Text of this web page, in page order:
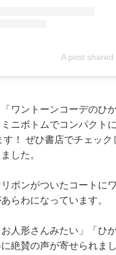
A post
ワントーンコーデの
ニボトムでコンパクト
す！ ぜひ書店でチェッ
した。
ボンがついたコートに
らわになっています。
人形さんみたい」「ひ
絶賛の声が寄せられまし